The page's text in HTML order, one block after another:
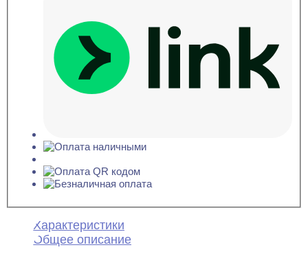
Характеристики
Общее описание